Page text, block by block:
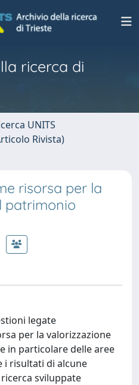
ricerca di
UNITS
Rivista)
risorsa per la
patrimonio
legate
per la valorizzazione
in particolare delle aree
i risultati di alcune
sviluppate